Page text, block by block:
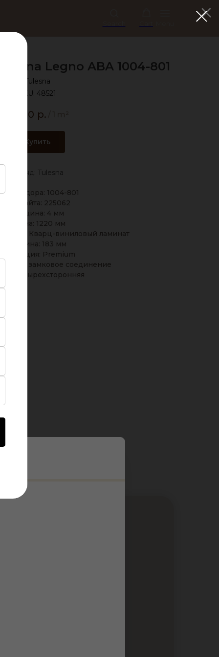
Legno ABA 1004-801
Tulesna
SKU: 48521
4 080 р.
Купить
Бренд: Tulesna
вендора: 1004-801
Код сайта: 225062
Толщина: 4 мм
Длина: 1220 мм
Кварц-виниловый ламинат
Ширина: 183 мм
Коллекция: Premium
замковое соединение
четырехсторонняя